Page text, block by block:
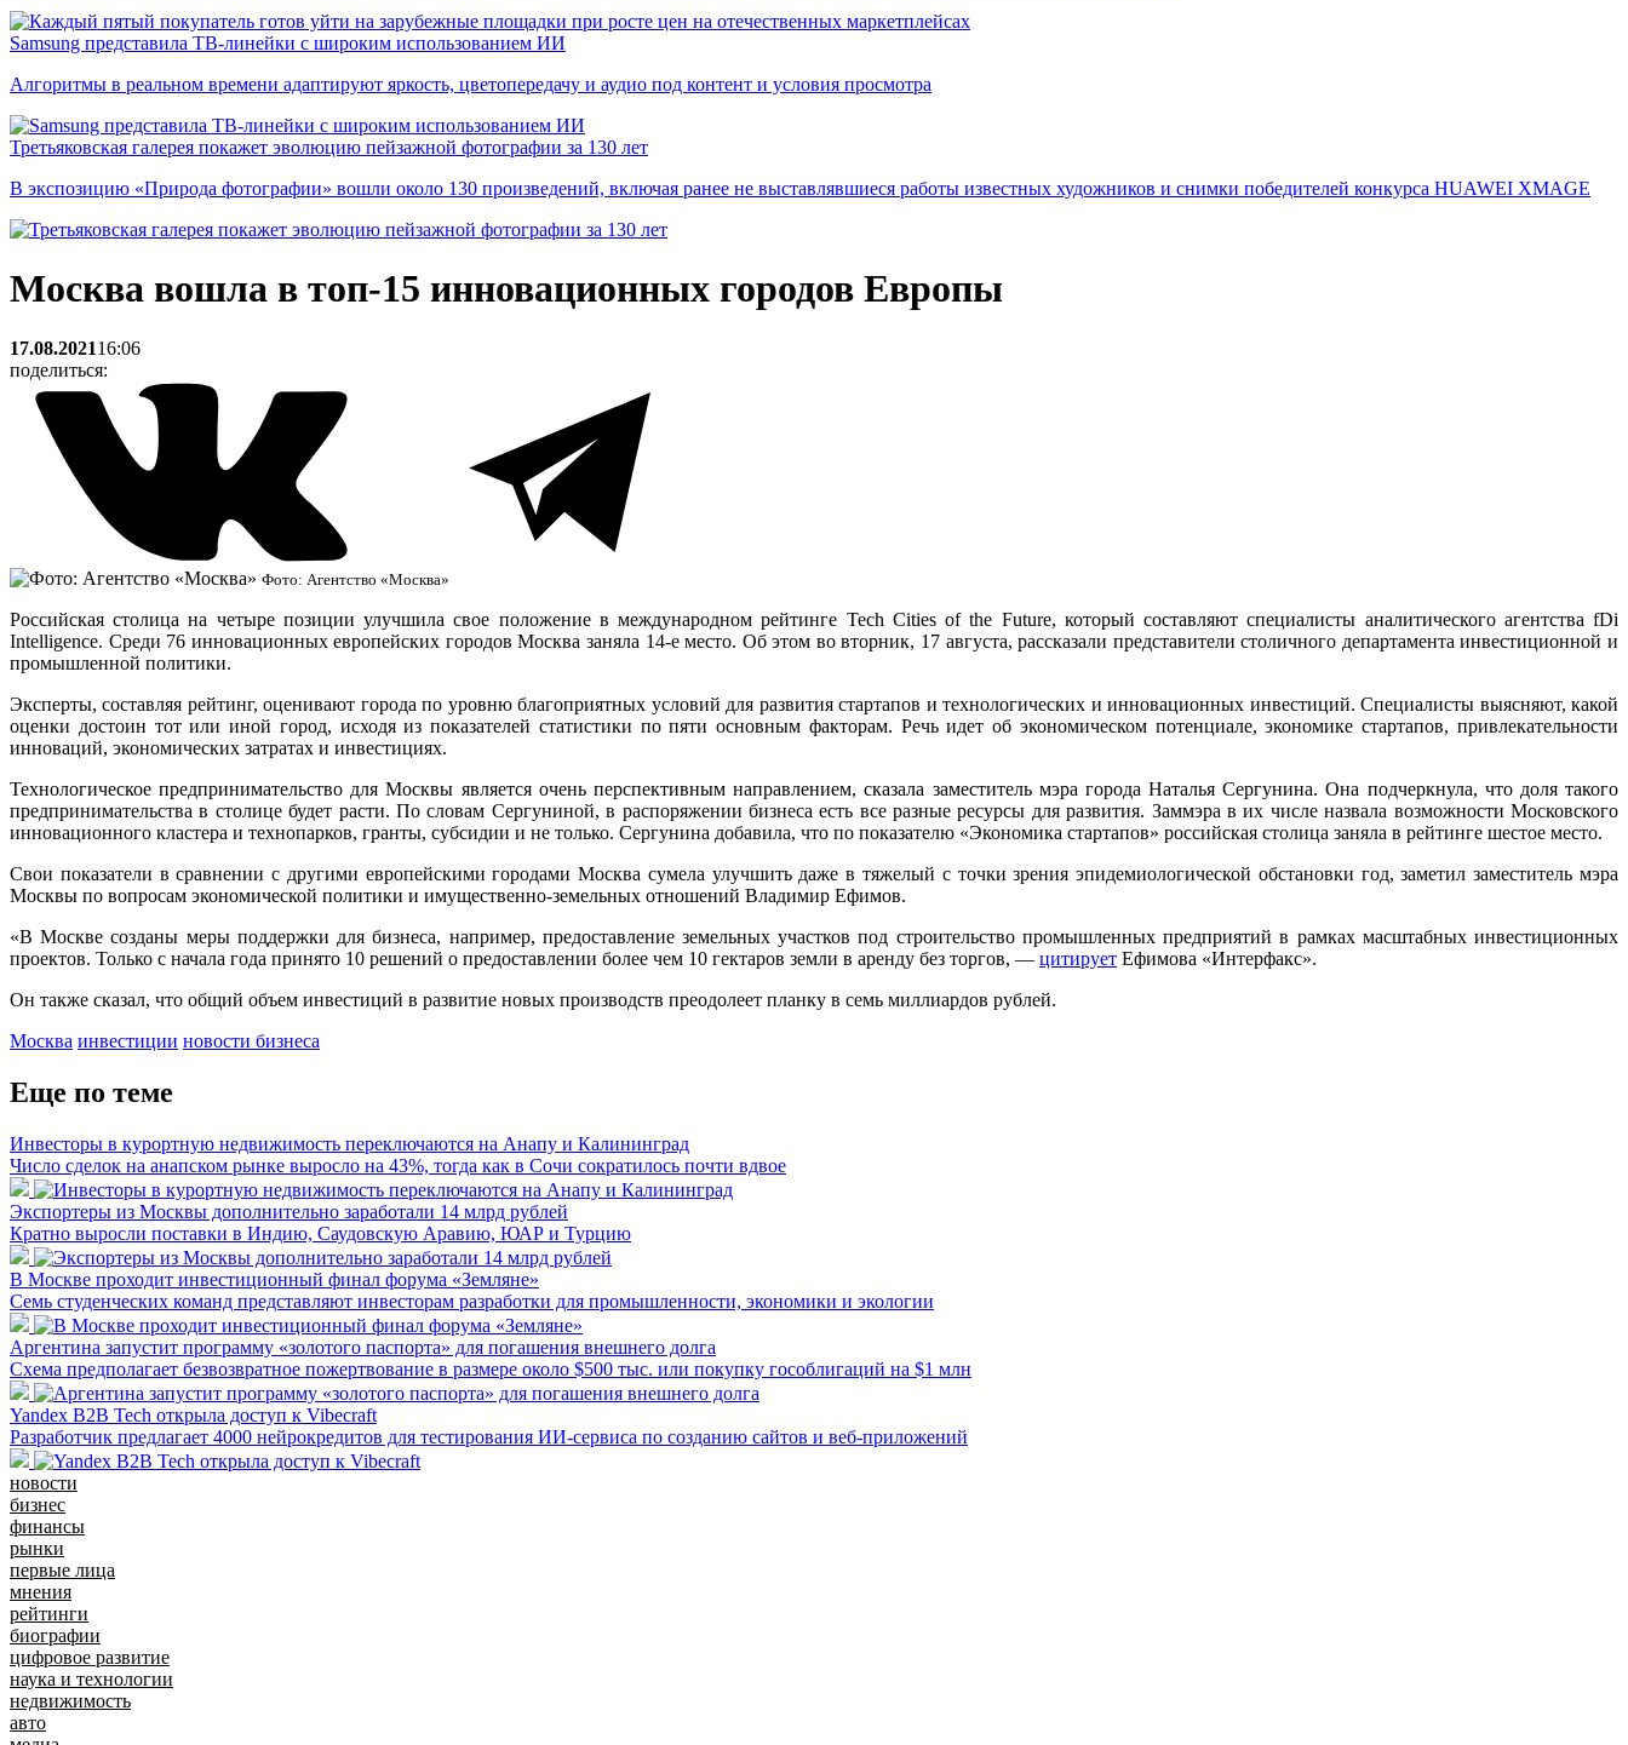
Samsung представила ТВ-линейки с широким использованием ИИ
Алгоритмы в реальном времени адаптируют яркость, цветопередачу и аудио под контент и условия просмотра
Третьяковская галерея покажет эволюцию пейзажной фотографии за 130 лет
В экспозицию «Природа фотографии» вошли около 130 произведений, включая ранее не выставлявшиеся работы известных художников и снимки победителей конкурса HUAWEI XMAGE
Москва вошла в топ-15 инновационных городов Европы
17.08.202116:06
поделиться:
Фото: Агентство «Москва»
Российская столица на четыре позиции улучшила свое положение в международном рейтинге Tech Cities of the Future, который составляют специалисты аналитического агентства fDi
Intelligence. Среди 76 инновационных европейских городов Москва заняла 14-е место. Об этом во вторник, 17 августа, рассказали представители столичного департамента инвестиционной и
промышленной политики.
Эксперты, составляя рейтинг, оценивают города по уровню благоприятных условий для развития стартапов и технологических и инновационных инвестиций. Специалисты выясняют, какой
оценки достоин тот или иной город, исходя из показателей статистики по пяти основным факторам. Речь идет об экономическом потенциале, экономике стартапов, привлекательности
инноваций, экономических затратах и инвестициях.
Технологическое предпринимательство для Москвы является очень перспективным направлением, сказала заместитель мэра города Наталья Сергунина. Она подчеркнула, что доля такого
предпринимательства в столице будет расти. По словам Сергуниной, в распоряжении бизнеса есть все разные ресурсы для развития. Заммэра в их числе назвала возможности Московского
инновационного кластера и технопарков, гранты, субсидии и не только. Сергунина добавила, что по показателю «Экономика стартапов» российская столица заняла в рейтинге шестое место.
Свои показатели в сравнении с другими европейскими городами Москва сумела улучшить даже в тяжелый с точки зрения эпидемиологической обстановки год, заметил заместитель мэра
Москвы по вопросам экономической политики и имущественно-земельных отношений Владимир Ефимов.
«В Москве созданы меры поддержки для бизнеса, например, предоставление земельных участков под строительство промышленных предприятий в рамках масштабных инвестиционных
проектов. Только с начала года принято 10 решений о предоставлении более чем 10 гектаров земли в аренду без торгов, — цитирует Ефимова «Интерфакс».
Он также сказал, что общий объем инвестиций в развитие новых производств преодолеет планку в семь миллиардов рублей.
Москва инвестиции новости бизнеса
Еще по теме
Инвесторы в курортную недвижимость переключаются на Анапу и Калининград
Число сделок на анапском рынке выросло на 43%, тогда как в Сочи сократилось почти вдвое
Экспортеры из Москвы дополнительно заработали 14 млрд рублей
Кратно выросли поставки в Индию, Саудовскую Аравию, ЮАР и Турцию
В Москве проходит инвестиционный финал форума «Земляне»
Семь студенческих команд представляют инвесторам разработки для промышленности, экономики и экологии
Аргентина запустит программу «золотого паспорта» для погашения внешнего долга
Схема предполагает безвозвратное пожертвование в размере около $500 тыс. или покупку гособлигаций на $1 млн
Yandex B2B Tech открыла доступ к Vibecraft
Разработчик предлагает 4000 нейрокредитов для тестирования ИИ-сервиса по созданию сайтов и веб-приложений
новости
бизнес
финансы
рынки
первые лица
мнения
рейтинги
биографии
цифровое развитие
наука и технологии
недвижимость
авто